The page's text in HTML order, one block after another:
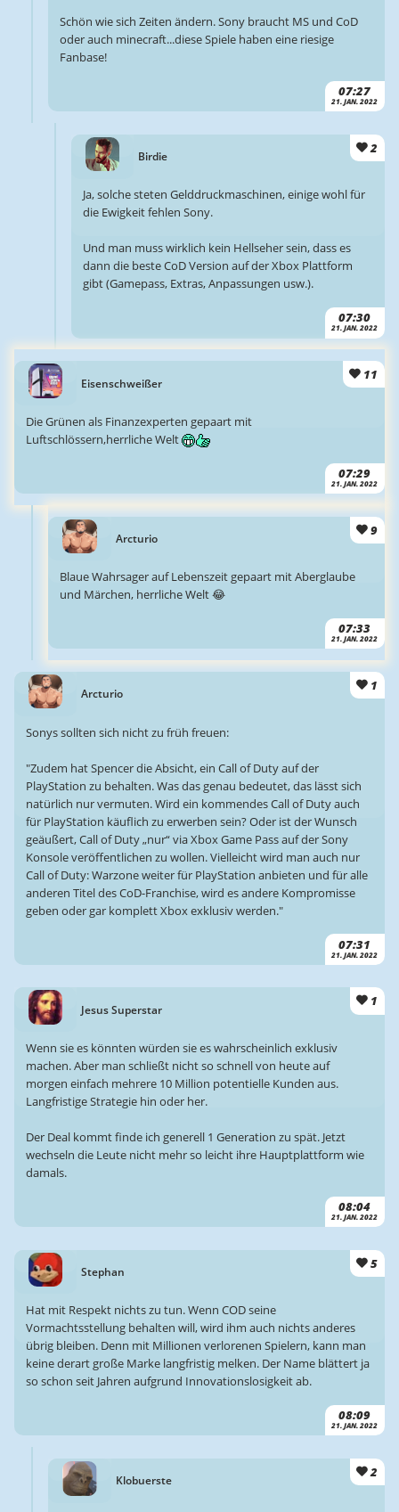
07:27
21. JAN. 2022
Schön wie sich Zeiten ändern. Sony braucht MS und CoD
oder auch minecraft...diese Spiele haben eine riesige
Fanbase!
Birdie
2
07:30
21. JAN. 2022
Ja, solche steten Gelddruckmaschinen, einige wohl für
die Ewigkeit fehlen Sony.
Und man muss wirklich kein Hellseher sein, dass es
dann die beste CoD Version auf der Xbox Plattform
gibt (Gamepass, Extras, Anpassungen usw.).
Eisenschweißer
11
07:29
21. JAN. 2022
Die Grünen als Finanzexperten gepaart mit
Luftschlössern,herrliche Welt
Arcturio
9
07:33
21. JAN. 2022
Blaue Wahrsager auf Lebenszeit gepaart mit Aberglaube
und Märchen, herrliche Welt 😂
Arcturio
1
07:31
21. JAN. 2022
Sonys sollten sich nicht zu früh freuen:
"Zudem hat Spencer die Absicht, ein Call of Duty auf der
PlayStation zu behalten. Was das genau bedeutet, das lässt sich
natürlich nur vermuten. Wird ein kommendes Call of Duty auch
für PlayStation käuflich zu erwerben sein? Oder ist der Wunsch
geäußert, Call of Duty „nur“ via Xbox Game Pass auf der Sony
Konsole veröffentlichen zu wollen. Vielleicht wird man auch nur
Call of Duty: Warzone weiter für PlayStation anbieten und für alle
anderen Titel des CoD-Franchise, wird es andere Kompromisse
geben oder gar komplett Xbox exklusiv werden."
Jesus Superstar
1
08:04
21. JAN. 2022
Wenn sie es könnten würden sie es wahrscheinlich exklusiv
machen. Aber man schließt nicht so schnell von heute auf
morgen einfach mehrere 10 Million potentielle Kunden aus.
Langfristige Strategie hin oder her.
Der Deal kommt finde ich generell 1 Generation zu spät. Jetzt
wechseln die Leute nicht mehr so leicht ihre Hauptplattform wie
damals.
Stephan
5
08:09
21. JAN. 2022
Hat mit Respekt nichts zu tun. Wenn COD seine
Vormachtsstellung behalten will, wird ihm auch nichts anderes
übrig bleiben. Denn mit Millionen verlorenen Spielern, kann man
keine derart große Marke langfristig melken. Der Name blättert ja
so schon seit Jahren aufgrund Innovationslosigkeit ab.
Klobuerste
2